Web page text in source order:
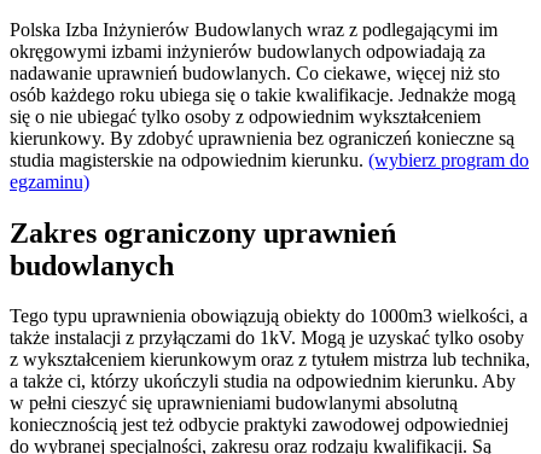
Polska Izba Inżynierów Budowlanych wraz z podlegającymi im
okręgowymi izbami inżynierów budowlanych odpowiadają za
nadawanie uprawnień budowlanych. Co ciekawe, więcej niż sto
osób każdego roku ubiega się o takie kwalifikacje. Jednakże mogą
się o nie ubiegać tylko osoby z odpowiednim wykształceniem
kierunkowy. By zdobyć uprawnienia bez ograniczeń konieczne są
studia magisterskie na odpowiednim kierunku. (wybierz program do
egzaminu)
Zakres ograniczony uprawnień
budowlanych
Tego typu uprawnienia obowiązują obiekty do 1000m3 wielkości, a
także instalacji z przyłączami do 1kV. Mogą je uzyskać tylko osoby
z wykształceniem kierunkowym oraz z tytułem mistrza lub technika,
a także ci, którzy ukończyli studia na odpowiednim kierunku. Aby
w pełni cieszyć się uprawnieniami budowlanymi absolutną
koniecznością jest też odbycie praktyki zawodowej odpowiedniej
do wybranej specjalności, zakresu oraz rodzaju kwalifikacji. Są